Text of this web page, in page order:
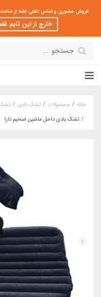
فروش حضوری و تماس تلفنی فقط از ساعت 11:30 صبح تا 2 عصر و 3 تا 8 شب امکان پذیر است
خارج از این تایم
خانه محصولات تشک بادی
تشک بادی داخل ماشین ضخیم تارا